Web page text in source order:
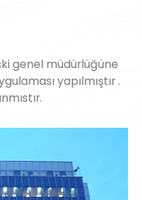
genel müdürlüğüne
yapılmıştır .